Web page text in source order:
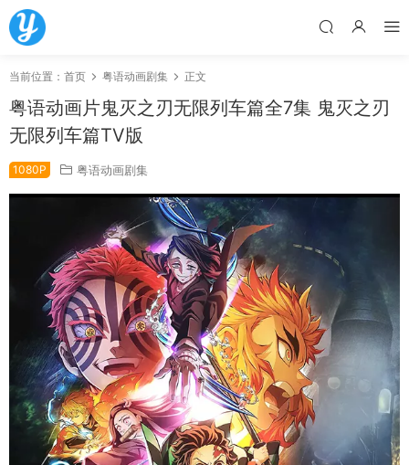
当前位置： 首页 粤语动画剧集 正文
粤语动画片鬼灭之刃无限列车篇全7集 鬼灭之刃
无限列车篇TV版
1080P 粤语动画剧集